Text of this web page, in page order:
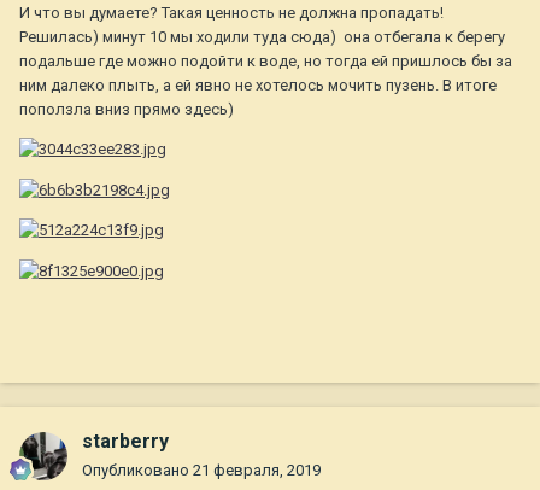
И что вы думаете? Такая ценность не должна пропадать!
Решилась) минут 10 мы ходили туда сюда) она отбегала к берегу
подальше где можно подойти к воде, но тогда ей пришлось бы за
ним далеко плыть, а ей явно не хотелось мочить пузень. В итоге
поползла вниз прямо здесь)
starberry
Опубликовано 21 февраля, 2019